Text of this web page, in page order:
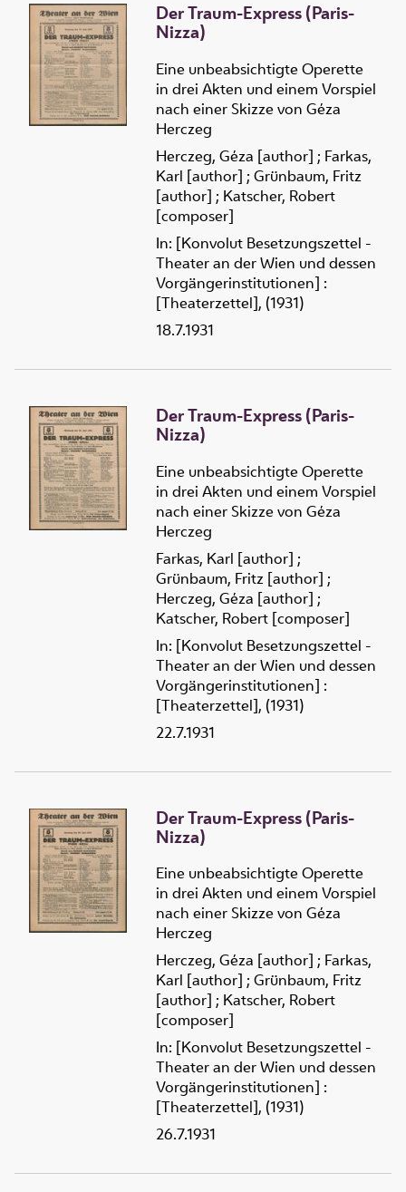
Der Traum-Express (Paris-
Nizza)
Eine unbeabsichtigte Operette
in drei Akten und einem Vorspiel
nach einer Skizze von Géza
Herczeg
Herczeg, Géza [author] ; Farkas,
Karl [author] ; Grünbaum, Fritz
[author] ; Katscher, Robert
[composer]
In: [Konvolut Besetzungszettel -
Theater an der Wien und dessen
Vorgängerinstitutionen] :
[Theaterzettel], (1931)
18.7.1931
Der Traum-Express (Paris-
Nizza)
Eine unbeabsichtigte Operette
in drei Akten und einem Vorspiel
nach einer Skizze von Géza
Herczeg
Farkas, Karl [author] ;
Grünbaum, Fritz [author] ;
Herczeg, Géza [author] ;
Katscher, Robert [composer]
In: [Konvolut Besetzungszettel -
Theater an der Wien und dessen
Vorgängerinstitutionen] :
[Theaterzettel], (1931)
22.7.1931
Der Traum-Express (Paris-
Nizza)
Eine unbeabsichtigte Operette
in drei Akten und einem Vorspiel
nach einer Skizze von Géza
Herczeg
Herczeg, Géza [author] ; Farkas,
Karl [author] ; Grünbaum, Fritz
[author] ; Katscher, Robert
[composer]
In: [Konvolut Besetzungszettel -
Theater an der Wien und dessen
Vorgängerinstitutionen] :
[Theaterzettel], (1931)
26.7.1931